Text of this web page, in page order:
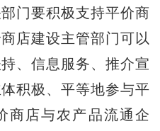
门要积极支持平价商
店建设主管部门可以
、信息服务、推介宣
积极、平等地参与平
商店与农产品流通企